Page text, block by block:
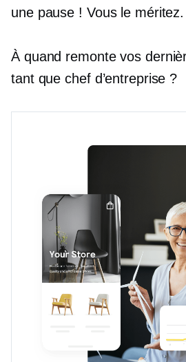
une pause ! Vous le méritez.
À quand remonte vos
tant que chef d’entreprise ?